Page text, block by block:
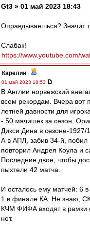
Gt3 » 01 май 2023 18:43
Оправдываешься? Значит
Слабак!
https://www.youtube.com/
Карелин -
01 май 2023 18:53
В Англии норвежский
всем рекордам. Вчера вот
летней давности для
- 50 мячишек за сезон.
Дикси Дина в сезоне-1927/
А в АПЛ, забив 34-й,
повторил Андрея Коула и
Последние двое, чтобы
пыхтели 42 матча.
И осталось ему матчей: 6
1 в финале КА. Не знаю,
КЧМ ФИФА входят в рамки
нет.